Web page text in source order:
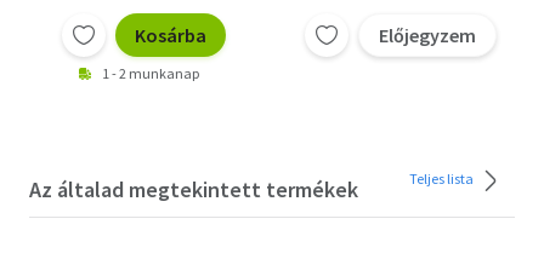
Kosárba
1 - 2 munkanap
Előjegyzem
Az általad megtekintett termékek Teljes lista